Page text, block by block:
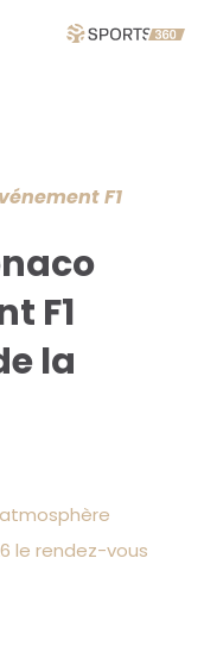
F1
F1
la
le rendez-vous